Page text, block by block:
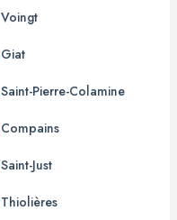
Voingt
Giat
Saint-Pierre-Colamine
Compains
Saint-Just
Thiolières